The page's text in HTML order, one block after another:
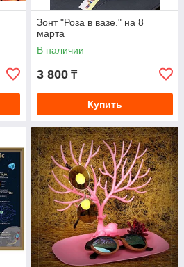
Зонт "Роза в вазе." на 8
марта
В наличии
3 800 ₸
Купить